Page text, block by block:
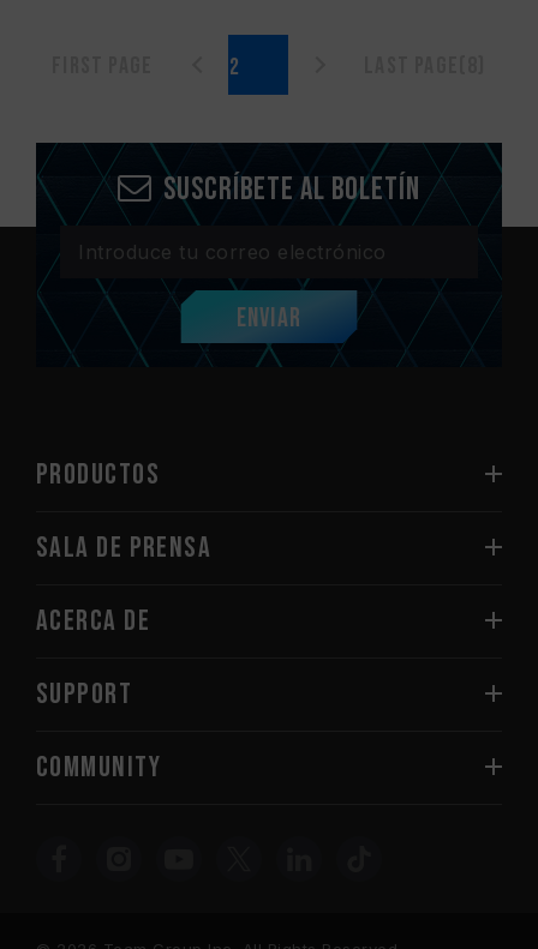
Suscríbete al boletín
Enviar
PRODUCTOS
Sala de prensa
Acerca de
SUPPORT
COMMUNITY